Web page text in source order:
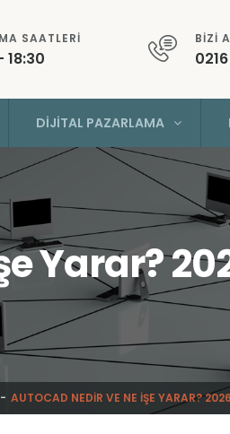
SAATLERI
18:30
BIZI
DIJITAL PAZARLAMA
Yarar?
AUTOCAD NEDIR VE NE İŞE YARAR?